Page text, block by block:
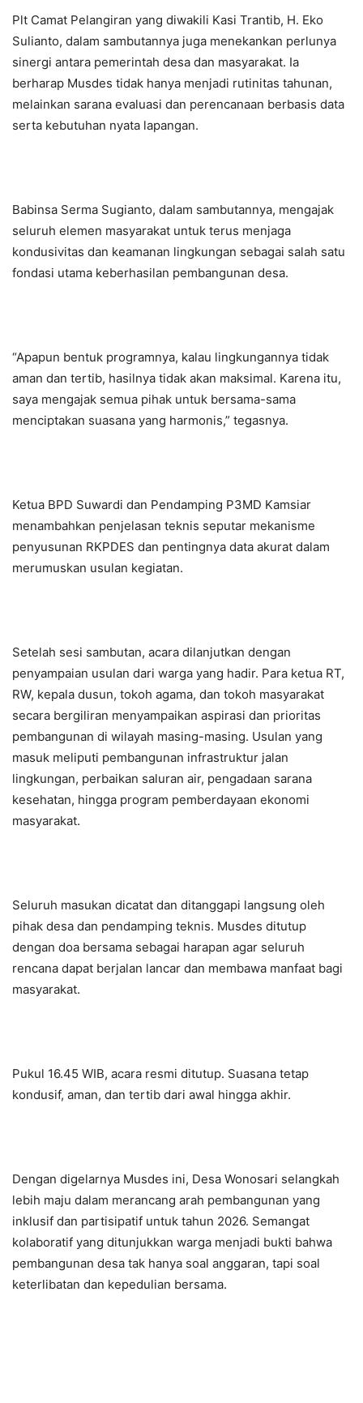
Plt Camat Pelangiran yang diwakili Kasi Trantib, H. Eko
Sulianto, dalam sambutannya juga menekankan perlunya
sinergi antara pemerintah desa dan masyarakat. Ia
berharap Musdes tidak hanya menjadi rutinitas tahunan,
melainkan sarana evaluasi dan perencanaan berbasis data
serta kebutuhan nyata lapangan.
Babinsa Serma Sugianto, dalam sambutannya, mengajak
seluruh elemen masyarakat untuk terus menjaga
kondusivitas dan keamanan lingkungan sebagai salah satu
fondasi utama keberhasilan pembangunan desa.
“Apapun bentuk programnya, kalau lingkungannya tidak
aman dan tertib, hasilnya tidak akan maksimal. Karena itu,
saya mengajak semua pihak untuk bersama-sama
menciptakan suasana yang harmonis,” tegasnya.
Ketua BPD Suwardi dan Pendamping P3MD Kamsiar
menambahkan penjelasan teknis seputar mekanisme
penyusunan RKPDES dan pentingnya data akurat dalam
merumuskan usulan kegiatan.
Setelah sesi sambutan, acara dilanjutkan dengan
penyampaian usulan dari warga yang hadir. Para ketua RT,
RW, kepala dusun, tokoh agama, dan tokoh masyarakat
secara bergiliran menyampaikan aspirasi dan prioritas
pembangunan di wilayah masing-masing. Usulan yang
masuk meliputi pembangunan infrastruktur jalan
lingkungan, perbaikan saluran air, pengadaan sarana
kesehatan, hingga program pemberdayaan ekonomi
masyarakat.
Seluruh masukan dicatat dan ditanggapi langsung oleh
pihak desa dan pendamping teknis. Musdes ditutup
dengan doa bersama sebagai harapan agar seluruh
rencana dapat berjalan lancar dan membawa manfaat bagi
masyarakat.
Pukul 16.45 WIB, acara resmi ditutup. Suasana tetap
kondusif, aman, dan tertib dari awal hingga akhir.
Dengan digelarnya Musdes ini, Desa Wonosari selangkah
lebih maju dalam merancang arah pembangunan yang
inklusif dan partisipatif untuk tahun 2026. Semangat
kolaboratif yang ditunjukkan warga menjadi bukti bahwa
pembangunan desa tak hanya soal anggaran, tapi soal
keterlibatan dan kepedulian bersama.